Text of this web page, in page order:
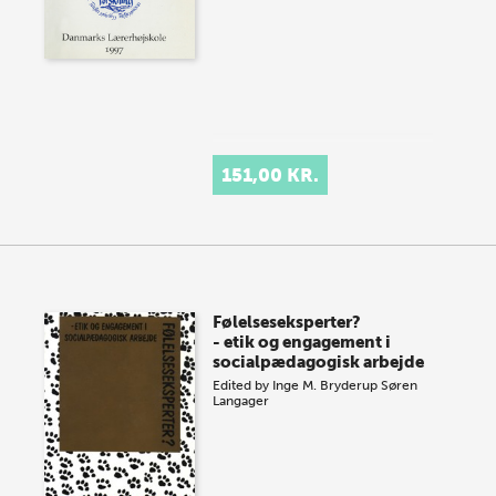
151,00 KR.
Følelseseksperter?
- etik og engagement i
socialpædagogisk arbejde
Edited by Inge M. Bryderup Søren
Langager